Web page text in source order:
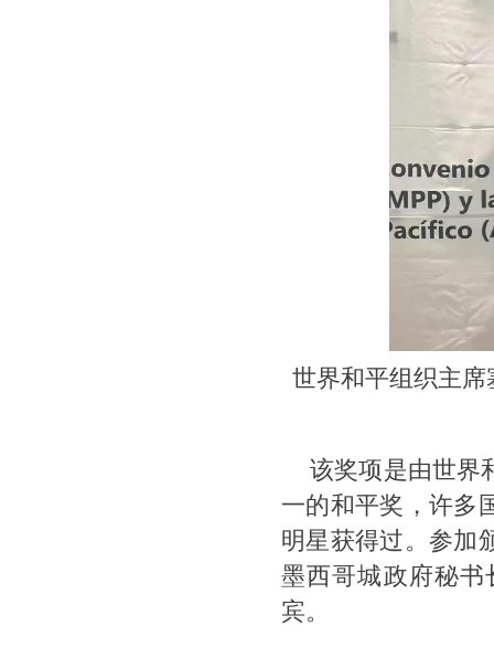
世界和平组织主席
该奖项是由世界
一的和平奖，许多
明星获得过。参加
墨西哥城政府秘
宾。